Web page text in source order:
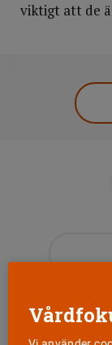
viktigt att de